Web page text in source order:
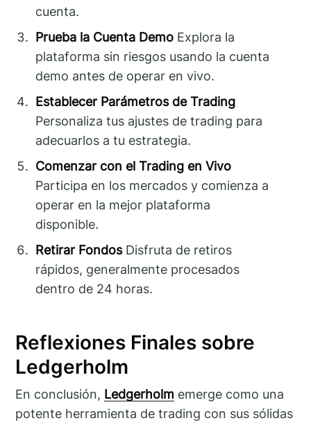
cuenta.
Prueba la Cuenta Demo Explora la
plataforma sin riesgos usando la cuenta
demo antes de operar en vivo.
Establecer Parámetros de Trading
Personaliza tus ajustes de trading para
adecuarlos a tu estrategia.
Comenzar con el Trading en Vivo
Participa en los mercados y comienza a
operar en la mejor plataforma
disponible.
Retirar FondosDisfruta de retiros
rápidos, generalmente procesados
dentro de 24 horas.
Reflexiones Finales sobre
Ledgerholm
En conclusión, Ledgerholm emerge como una
potente herramienta de trading con sus sólidas